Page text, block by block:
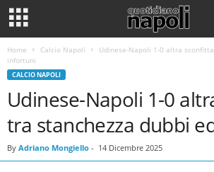
Home Calcio Napoli
Udinese-Napoli 1-0 altra
infortuni
CALCIO NAPOLI
Udinese-Napoli 1-0
tra stanchezza dubbi
By Adriano Mongiello - 14 Dicembre 2025